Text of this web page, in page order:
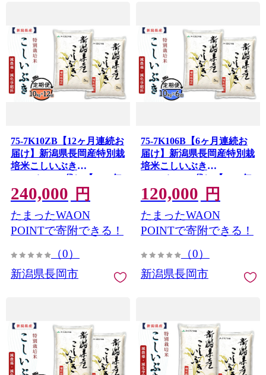
75-7K10ZB【12ヶ月連続お
届け】新潟県長岡産特別栽
培米こしいぶき
10kg（5kg×2袋）【2026年
8月発送開始】
240,000 円
たまったWAON
POINTで寄附できる！
（0）
新潟県長岡市
75-7K106B【6ヶ月連続お
届け】新潟県長岡産特別栽
培米こしいぶき
10kg（5kg×2袋）【2026年
8月発送開始】
120,000 円
たまったWAON
POINTで寄附できる！
（0）
新潟県長岡市